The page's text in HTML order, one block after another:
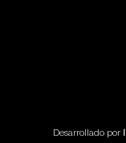
Desarrollado por